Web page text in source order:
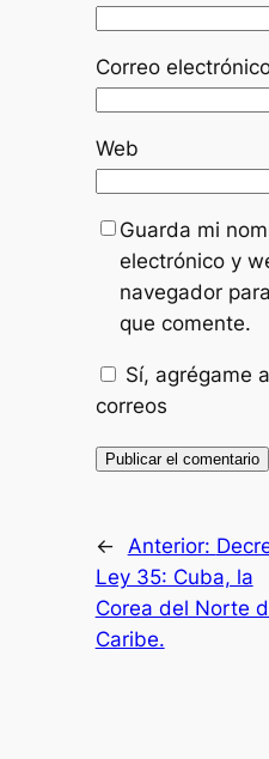
Correo
Web
Guarda mi
electrónico y
navegador
que comente.
Sí, agrégame
correos
← Anterior:
Ley 35: Cuba, la
Corea del Norte
Caribe.